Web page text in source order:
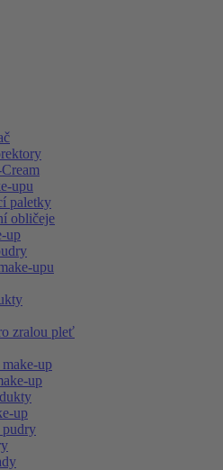
upu
paletky
obličeje
up
upu
zralou pleť
up
up
up